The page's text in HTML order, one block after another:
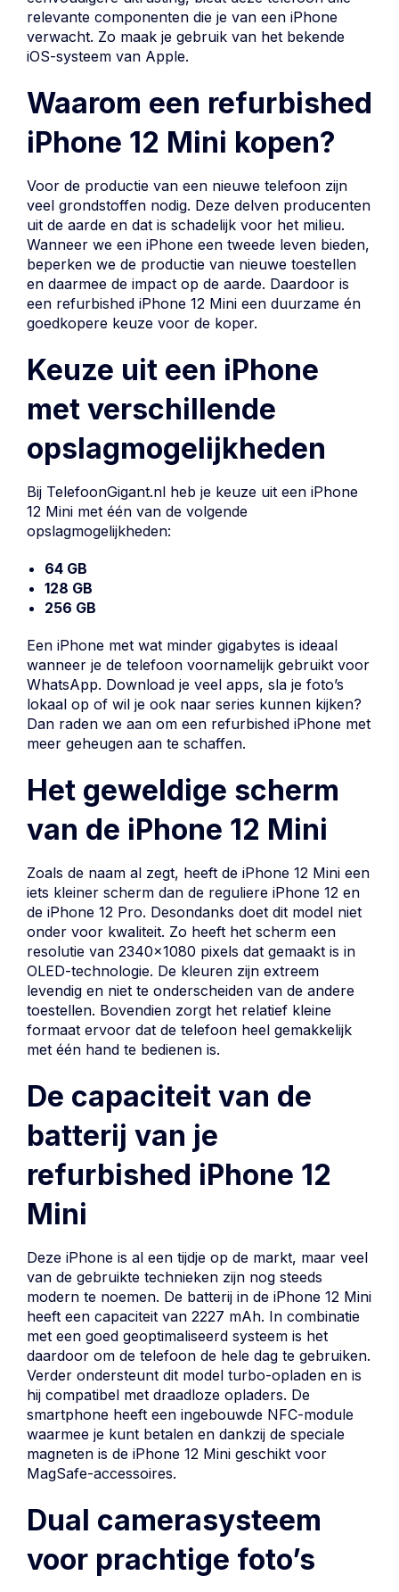
relevante componenten die je van een iPhone
verwacht. Zo maak je gebruik van het bekende
iOS-systeem van Apple.
Waarom een refurbished
iPhone 12 Mini kopen?
Voor de productie van een nieuwe telefoon zijn
veel grondstoffen nodig. Deze delven producenten
uit de aarde en dat is schadelijk voor het milieu.
Wanneer we een iPhone een tweede leven bieden,
beperken we de productie van nieuwe toestellen
en daarmee de impact op de aarde. Daardoor is
een refurbished iPhone 12 Mini een duurzame én
goedkopere keuze voor de koper.
Keuze uit een iPhone
met verschillende
opslagmogelijkheden
Bij TelefoonGigant.nl heb je keuze uit een iPhone
12 Mini met één van de volgende
opslagmogelijkheden:
64 GB
128 GB
256 GB
Een iPhone met wat minder gigabytes is ideaal
wanneer je de telefoon voornamelijk gebruikt voor
WhatsApp. Download je veel apps, sla je foto’s
lokaal op of wil je ook naar series kunnen kijken?
Dan raden we aan om een refurbished iPhone met
meer geheugen aan te schaffen.
Het geweldige scherm
van de iPhone 12 Mini
Zoals de naam al zegt, heeft de iPhone 12 Mini een
iets kleiner scherm dan de reguliere iPhone 12 en
de iPhone 12 Pro. Desondanks doet dit model niet
onder voor kwaliteit. Zo heeft het scherm een
resolutie van 2340x1080 pixels dat gemaakt is in
OLED-technologie. De kleuren zijn extreem
levendig en niet te onderscheiden van de andere
toestellen. Bovendien zorgt het relatief kleine
formaat ervoor dat de telefoon heel gemakkelijk
met één hand te bedienen is.
De capaciteit van de
batterij van je
refurbished iPhone 12
Mini
Deze iPhone is al een tijdje op de markt, maar veel
van de gebruikte technieken zijn nog steeds
modern te noemen. De batterij in de iPhone 12 Mini
heeft een capaciteit van 2227 mAh. In combinatie
met een goed geoptimaliseerd systeem is het
daardoor om de telefoon de hele dag te gebruiken.
Verder ondersteunt dit model turbo-opladen en is
hij compatibel met draadloze opladers. De
smartphone heeft een ingebouwde NFC-module
waarmee je kunt betalen en dankzij de speciale
magneten is de iPhone 12 Mini geschikt voor
MagSafe-accessoires.
Dual camerasysteem
voor prachtige foto’s